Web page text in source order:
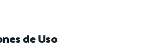
de Uso